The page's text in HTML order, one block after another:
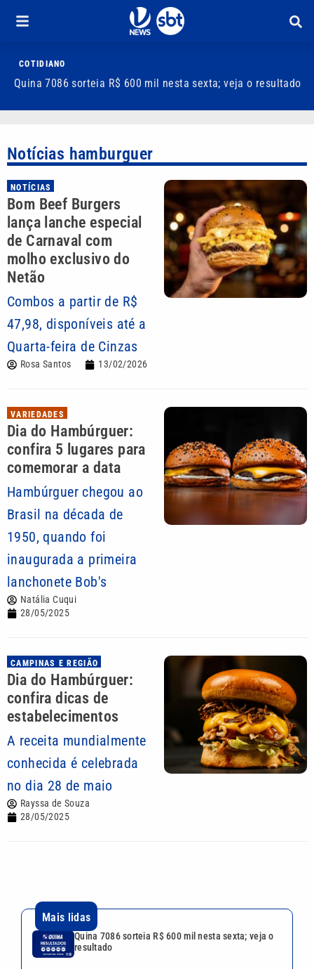
COTIDIANO
Quina 7086 sorteia R$ 600 mil nesta sexta; veja o resultado
Notícias hamburguer
NOTÍCIAS
Bom Beef Burgers
lança lanche especial
de Carnaval com
molho exclusivo do
Netão
Combos a partir de R$
47,98, disponíveis até a
Quarta-feira de Cinzas
Rosa Santos 13/02/2026
VARIEDADES
Dia do Hambúrguer:
confira 5 lugares para
comemorar a data
Hambúrguer chegou ao
Brasil na década de
1950, quando foi
inaugurada a primeira
lanchonete Bob's
Natália Cuqui
28/05/2025
CAMPINAS E REGIÃO
Dia do Hambúrguer:
confira dicas de
estabelecimentos
A receita mundialmente
conhecida é celebrada
no dia 28 de maio
Rayssa de Souza
28/05/2025
Mais lidas
Quina 7086 sorteia R$ 600 mil nesta sexta; veja o
resultado